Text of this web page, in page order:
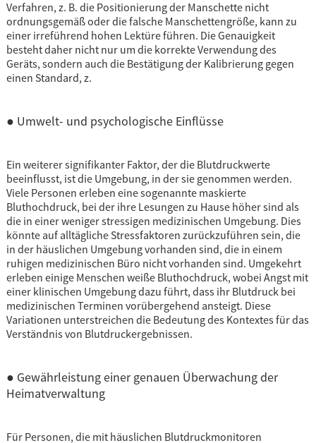
Verfahren, z. B. die Positionierung der Manschette nicht
ordnungsgemäß oder die falsche Manschettengröße, kann zu
einer irreführend hohen Lektüre führen. Die Genauigkeit
besteht daher nicht nur um die korrekte Verwendung des
Geräts, sondern auch die Bestätigung der Kalibrierung gegen
einen Standard, z.
● Umwelt- und psychologische Einflüsse
Ein weiterer signifikanter Faktor, der die Blutdruckwerte
beeinflusst, ist die Umgebung, in der sie genommen werden.
Viele Personen erleben eine sogenannte maskierte
Bluthochdruck, bei der ihre Lesungen zu Hause höher sind als
die in einer weniger stressigen medizinischen Umgebung. Dies
könnte auf alltägliche Stressfaktoren zurückzuführen sein, die
in der häuslichen Umgebung vorhanden sind, die in einem
ruhigen medizinischen Büro nicht vorhanden sind. Umgekehrt
erleben einige Menschen weiße Bluthochdruck, wobei Angst mit
einer klinischen Umgebung dazu führt, dass ihr Blutdruck bei
medizinischen Terminen vorübergehend ansteigt. Diese
Variationen unterstreichen die Bedeutung des Kontextes für das
Verständnis von Blutdruckergebnissen.
● Gewährleistung einer genauen Überwachung der
Heimatverwaltung
Für Personen, die mit häuslichen Blutdruckmonitoren